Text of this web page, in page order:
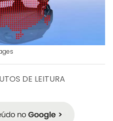
DE LEITURA